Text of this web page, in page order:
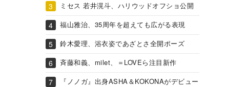
ミセス 若井滉斗、ハリウッドオフショ公開
福山雅治、35周年を超えても広がる表現
鈴木愛理、浴衣姿であざとさ全開ポーズ
斉藤和義、milet、＝LOVEら注目新作
『ノノガ』出身ASHA＆KOKONAがデビュー